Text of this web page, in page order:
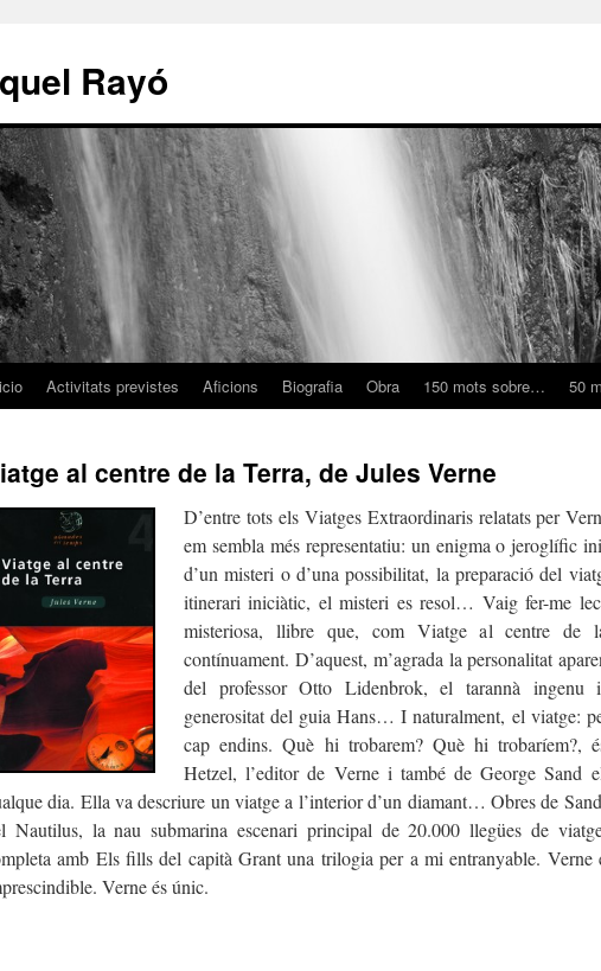
Rayó
Activitats previstes Aficions Biografia Obra 150 mots sobre… 50
al centre de la Terra, de Jules Verne
D’entre tots els Viatges Extraordinaris relatats per
em sembla més representatiu: un enigma o jeroglífic
d’un misteri o d’una possibilitat, la preparació del
itinerari iniciàtic, el misteri es resol… Vaig fer-me
misteriosa, llibre que, com Viatge al centre de
contínuament. D’aquest, m’agrada la personalitat
del professor Otto Lidenbrok, el tarannà
generositat del guia Hans… I naturalment, el viatge:
cap endins. Què hi trobarem? Què hi trobaríem?,
Hetzel, l’editor de Verne i també de George Sand
dia. Ella va descriure un viatge a l’interior d’un diamant… Obres de
Nautilus, la nau submarina escenari principal de 20.000 llegües de
amb Els fills del capità Grant una trilogia per a mi entranyable. Verne
Verne és únic.